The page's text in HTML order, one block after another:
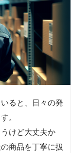
ると、日々の発
。
けど大丈夫か
商品を丁寧に扱